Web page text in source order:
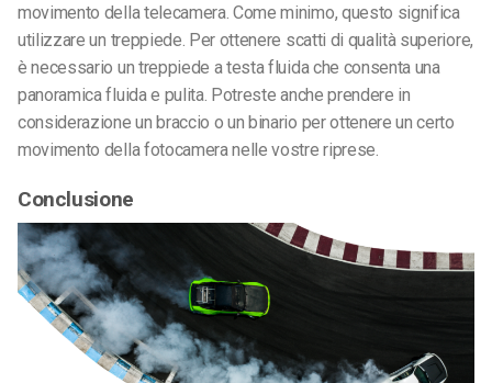
movimento della telecamera. Come minimo, questo significa
utilizzare un treppiede. Per ottenere scatti di qualità superiore,
è necessario un treppiede a testa fluida che consenta una
panoramica fluida e pulita. Potreste anche prendere in
considerazione un braccio o un binario per ottenere un certo
movimento della fotocamera nelle vostre riprese.
Conclusione